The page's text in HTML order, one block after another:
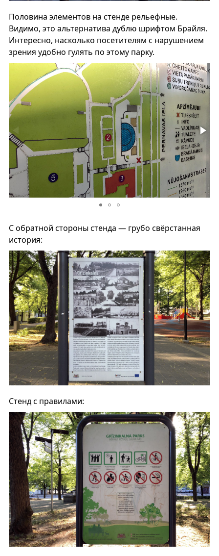
Половина элементов на стенде рельефные.
Видимо, это альтернатива дублю шрифтом Брайля.
Интересно, насколько посетителям с нарушением
зрения удобно гулять по этому парку.
С обратной стороны стенда — грубо свёрстанная
история:
Стенд с правилами: